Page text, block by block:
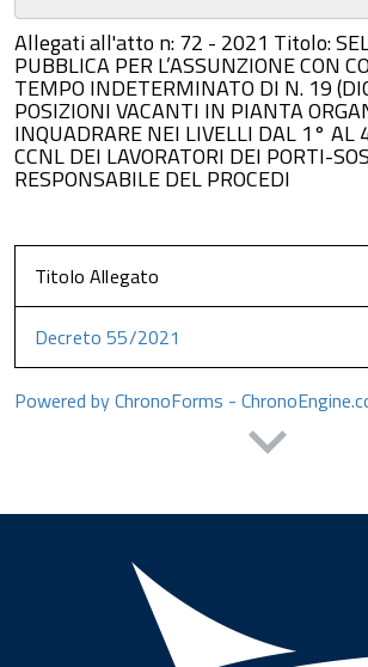
Allegati all'atto n: 72 - 2021 Titolo:
PUBBLICA PER L’ASSUNZIONE CON
TEMPO INDETERMINATO DI N. 19
POSIZIONI VACANTI IN PIANTA
INQUADRARE NEI LIVELLI DAL 1° AL
CCNL DEI LAVORATORI DEI PORTI-
RESPONSABILE DEL PROCEDI
Titolo Allegato
Decreto 55/2021
Powered by ChronoForms -